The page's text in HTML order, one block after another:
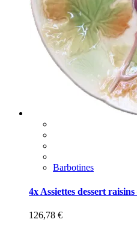
Barbotines
4x Assiettes dessert
126,78 €